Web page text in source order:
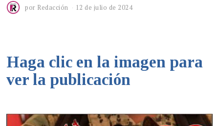
por Redacción 12 de julio de 2024
Haga clic en la imagen para
ver la publicación